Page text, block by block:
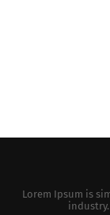
Lorem Ipsum is